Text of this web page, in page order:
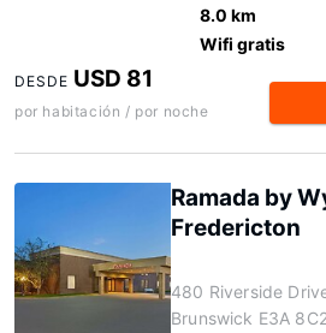
8.0 km
Wifi gratis
DESDE USD 81
por habitación / por noche
Ramada by
Fredericton
480 Riverside
Brunswick E3A